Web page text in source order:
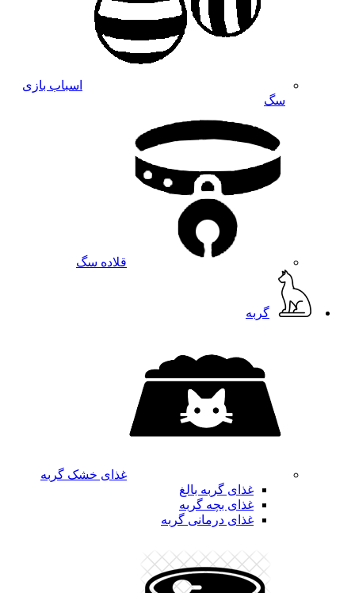
اسباب بازی
سگ
قلاده سگ
گربه
غذای خشک گربه
غذای گربه بالغ
غذای بچه گربه
غذای درمانی گربه